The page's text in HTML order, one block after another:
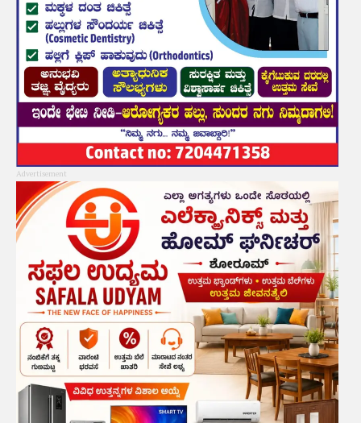
Advertisement